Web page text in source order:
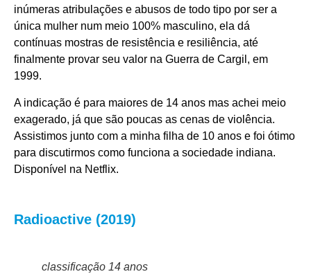
inúmeras atribulações e abusos de todo tipo por ser a
única mulher num meio 100% masculino, ela dá
contínuas mostras de resistência e resiliência, até
finalmente provar seu valor na Guerra de Cargil, em
1999.
A indicação é para maiores de 14 anos mas achei meio
exagerado, já que são poucas as cenas de violência.
Assistimos junto com a minha filha de 10 anos e foi ótimo
para discutirmos como funciona a sociedade indiana.
Disponível na Netflix.
Radioactive (2019)
classificação 14 anos